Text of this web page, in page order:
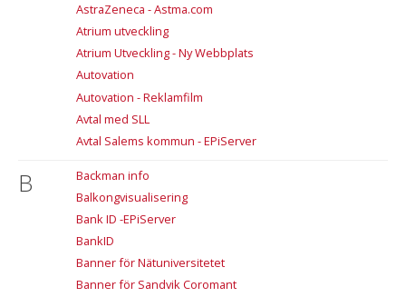
AstraZeneca - Astma.com
Atrium utveckling
Atrium Utveckling - Ny Webbplats
Autovation
Autovation - Reklamfilm
Avtal med SLL
Avtal Salems kommun - EPiServer
B
Backman info
Balkongvisualisering
Bank ID -EPiServer
BankID
Banner för Nätuniversitetet
Banner för Sandvik Coromant